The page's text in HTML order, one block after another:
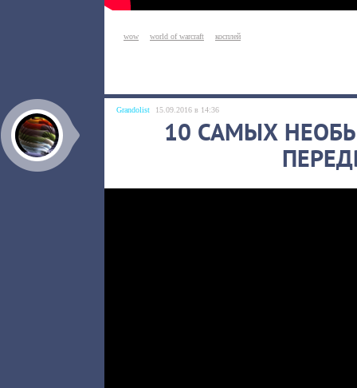
wow world of warcraft косплей
Grandolist 15.09.2016 в 14:36
10 САМЫХ